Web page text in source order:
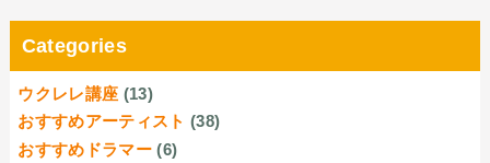
Categories
ウクレレ講座 (13)
おすすめアーティスト (38)
おすすめドラマー (6)